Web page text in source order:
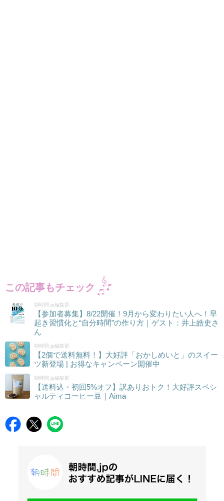
この記事もチェック
朝時間.jp編集部
【参加者募集】8/22開催！9月から変わりたい人へ！早
起き習慣化と“自分時間”の作り方｜ゲスト：井上皓史さ
ん
朝時間.jp編集部
【2個で送料無料！】大好評「おかしめいと」のスイー
ツ新登場 | お得なキャンペーン開催中
朝時間.jp編集部
【送料込・初回5%オフ】訳ありおトク！大好評スペシ
ャルティコーヒー豆｜Aima